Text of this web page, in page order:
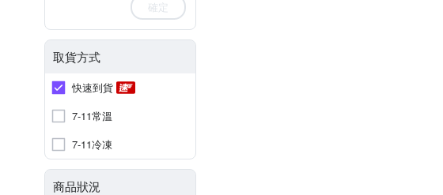
確定
取貨方式
快速到貨
7-11常溫
7-11冷凍
商品狀況